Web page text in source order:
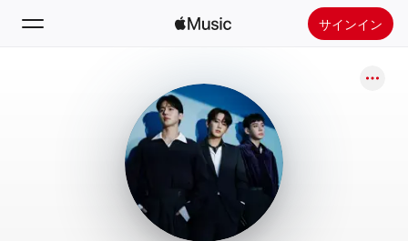
サインイン
新着おすすめ
Apple Musicをインストール